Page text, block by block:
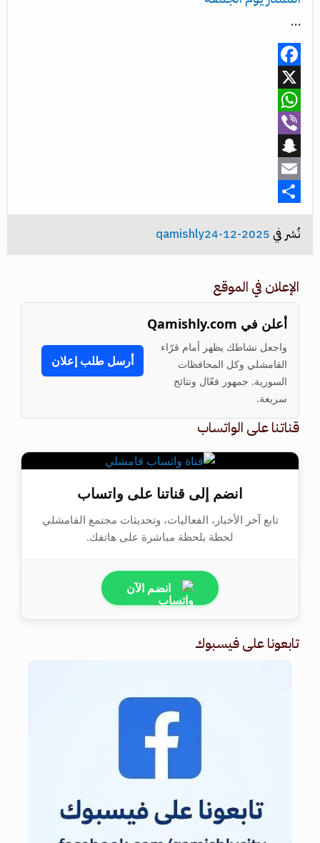
…
Facebook
X
WhatsApp
Viber
Snapchat
Email
Share
نُشر في 2025-12-24
qamishly
الإعلان في الموقع
أعلن في Qamishly.com
واجعل نشاطك يظهر أمام قرّاء
القامشلي وكل المحافظات
السورية. جمهور فعّال ونتائج
سريعة.
أرسل طلب إعلان
قناتنا على الواتساب
انضم إلى قناتنا على واتساب
تابع آخر الأخبار، الفعاليات، وتحديثات مجتمع القامشلي
لحظة بلحظة مباشرة على هاتفك.
انضم الآن
تابعونا على فيسبوك